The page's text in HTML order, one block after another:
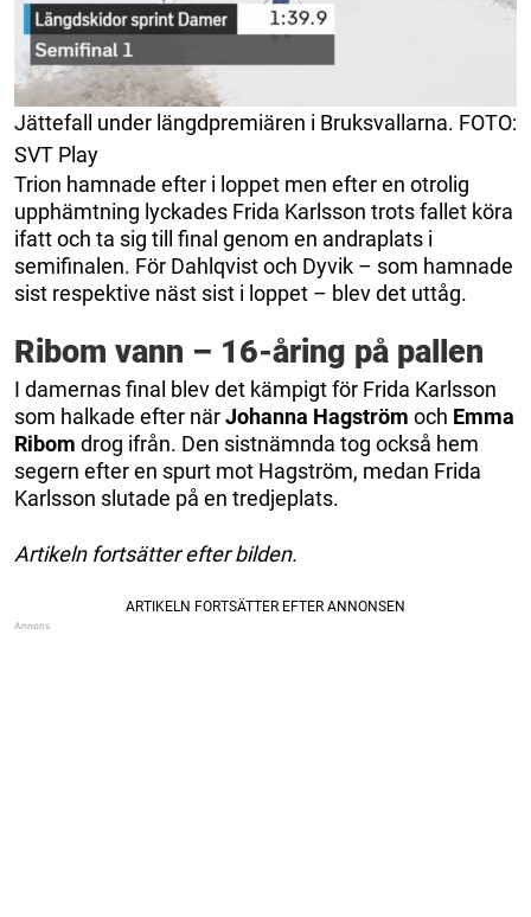
Jättefall under längdpremiären i Bruksvallarna. FOTO:
SVT Play
Trion hamnade efter i loppet men efter en otrolig
upphämtning lyckades Frida Karlsson trots fallet köra
ifatt och ta sig till final genom en andraplats i
semifinalen. För Dahlqvist och Dyvik – som hamnade
sist respektive näst sist i loppet – blev det uttåg.
Ribom vann – 16-åring på pallen
I damernas final blev det kämpigt för Frida Karlsson
som halkade efter närJohanna Hagström och Emma
Ribom drog ifrån. Den sistnämnda tog också hem
segern efter en spurt mot Hagström, medan Frida
Karlsson slutade på en tredjeplats.
Artikeln fortsätter efter bilden.